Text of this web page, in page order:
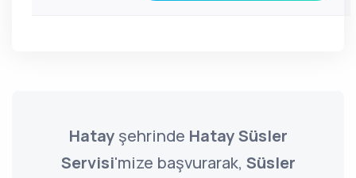
Hatayşehrinde Hatay Süsler
Servisi'mize başvurarak, Süsler